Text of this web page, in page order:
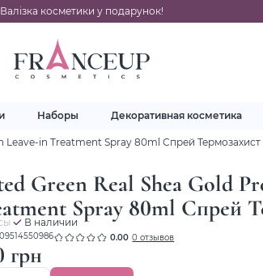
Валізка косметики у подарунок!
Наборы Декоративная косметика
Leave-in Treatment Spray 80ml Спрей Термозахиcт
Green Real Shea Gold
Spray 80ml Спрей
В наличии
0.00 0 отзывов
грн